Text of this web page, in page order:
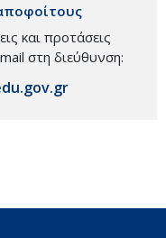
και προτάσεις
στη διεύθυνση: